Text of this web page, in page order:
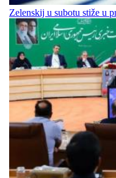
Zelenskij u subotu stiže u